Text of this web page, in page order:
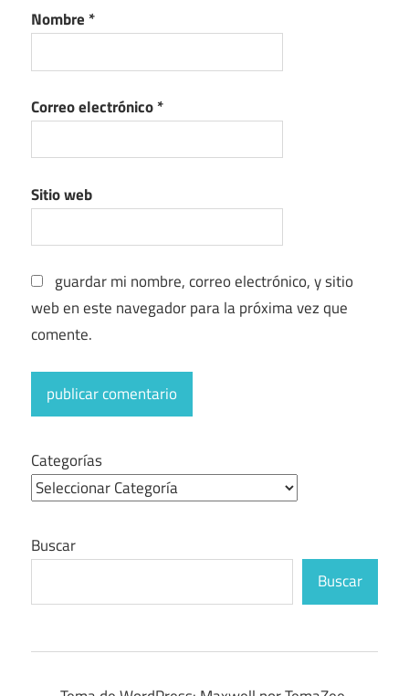
Nombre *
Correo electrónico*
Sitio web
guardar mi nombre, correo electrónico, y sitio
web en este navegador para la próxima vez que
comente.
Categorías
Buscar
Buscar